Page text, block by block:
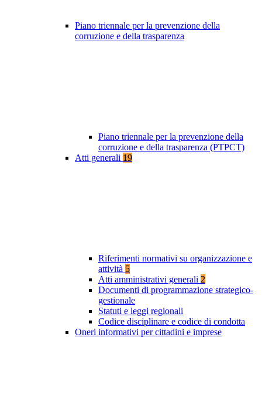
Piano triennale per la prevenzione della
corruzione e della trasparenza
Piano triennale per la prevenzione della
corruzione e della trasparenza (PTPCT)
Atti generali 19
Riferimenti normativi su organizzazione e
attività 5
Atti amministrativi generali 2
Documenti di programmazione strategico-
gestionale
Statuti e leggi regionali
Codice disciplinare e codice di condotta
Oneri informativi per cittadini e imprese